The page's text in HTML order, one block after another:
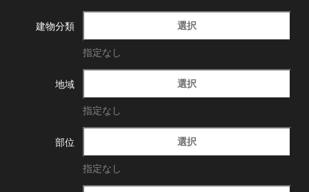
建物分類 選択
指定なし
地域 選択
指定なし
部位 選択
指定なし